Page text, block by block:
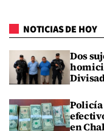
NOTICIAS DE HOY
Dos
Policía
en